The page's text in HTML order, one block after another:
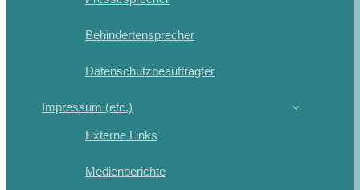
Behindertensprecher
Datenschutzbeauftragter
Impressum (etc.)
Externe Links
Medienberichte